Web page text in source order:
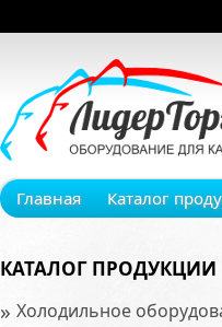
Главная Каталог
КАТАЛОГ ПРОДУКЦИИ
» Холодильное